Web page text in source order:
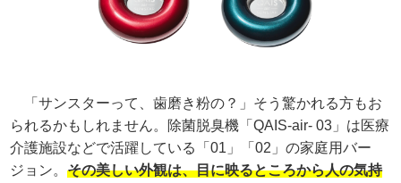
「サンスターって、歯磨き粉の？」そう驚かれる方もお
られるかもしれません。除菌脱臭機「QAIS-air- 03」は医療
介護施設などで活躍している「01」「02」の家庭用バー
ジョン。その美しい外観は、目に映るところから人の気持